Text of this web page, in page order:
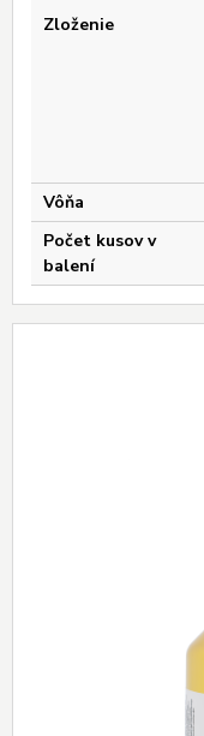
Zloženie
Vôňa
Počet kusov v
balení